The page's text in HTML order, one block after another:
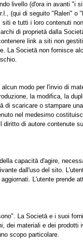
livello (d'ora in avanti
(qui di seguito "Raleri"
e tutti i loro contenuti
di proprietā dalla
link a siti non
La Societā non fornisce
modo per l'invio di
la modifica, la
di scaricare o stampare
nel medesimo
di autore contenute
capacitā d'agire,
dall'uso del sito.
L'utente prende
La Societā e i suoi
dei materiali e dei
scopo particolare.